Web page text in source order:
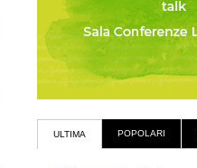
ULTIMA POPOLARI